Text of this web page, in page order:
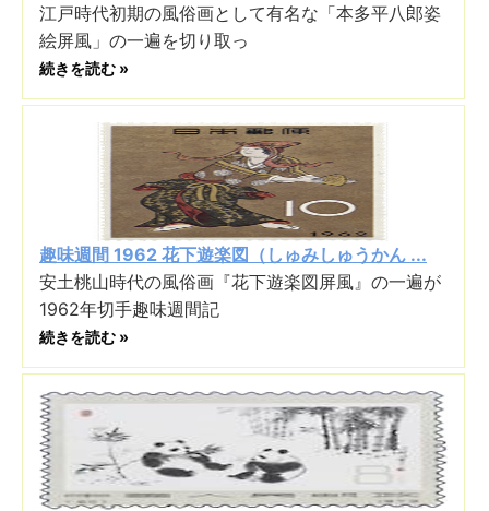
江戸時代初期の風俗画として有名な「本多平八郎姿
絵屏風」の一遍を切り取っ
続きを読む »
趣味週間 1962 花下遊楽図（しゅみしゅうかん ...
安土桃山時代の風俗画『花下遊楽図屏風』の一遍が
1962年切手趣味週間記
続きを読む »